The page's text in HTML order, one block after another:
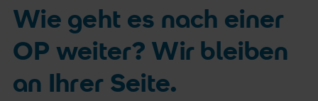
Wie geht es nach einer
OP weiter? Wir bleiben
an Ihrer Seite.